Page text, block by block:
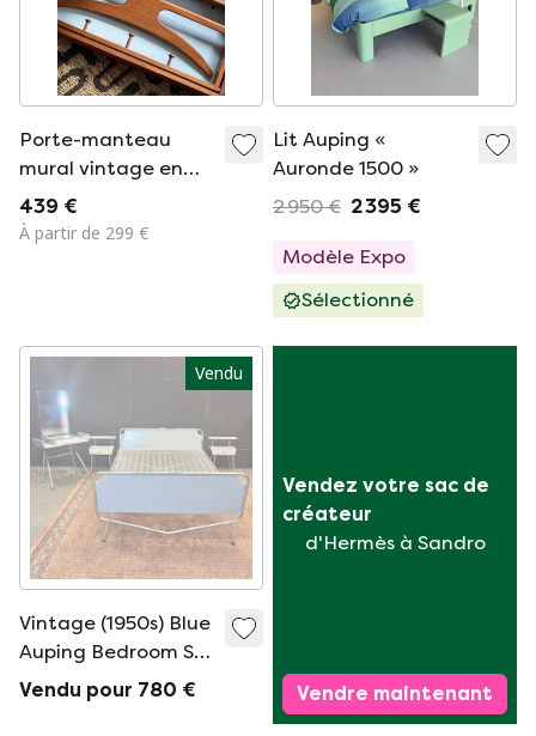
Porte-manteau
mural vintage en
teck au design
danois conçu par
439 €
À partir de 299 €
Lit Auping «
Auronde 1500 »
2 950 € 2 395 €
Modèle Expo
Sélectionné
Vendu
Vintage (1950s) Blue
Auping Bedroom Set
(Wim Rietveld) Mid
Century Bedroom
Vendu pour 780 €
Vendez votre sac de
créateur
d'Hermès à Sandro
Vendre maintenant